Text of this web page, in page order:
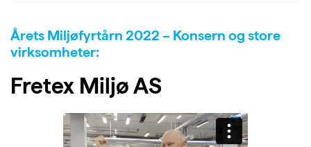
Årets Miljøfyrtårn 2022 – Konsern og store
virksomheter:
Fretex Miljø AS